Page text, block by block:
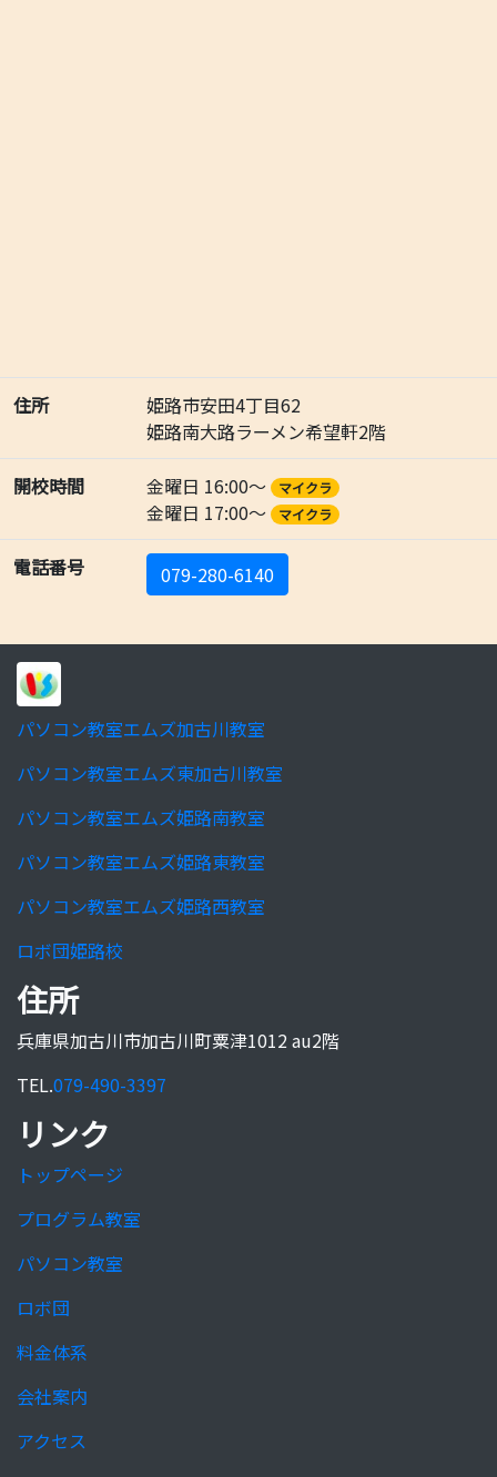
住所
姫路市安田4丁目62
姫路南大路ラーメン希望軒2階
開校時間 金曜日 16:00～ マイクラ
金曜日 17:00～ マイクラ
電話番号 079-280-6140
パソコン教室エムズ加古川教室
パソコン教室エムズ東加古川教室
パソコン教室エムズ姫路南教室
パソコン教室エムズ姫路東教室
パソコン教室エムズ姫路西教室
ロボ団姫路校
住所
兵庫県加古川市加古川町粟津1012 au2階
TEL.079-490-3397
リンク
トップページ
プログラム教室
パソコン教室
ロボ団
料金体系
会社案内
アクセス